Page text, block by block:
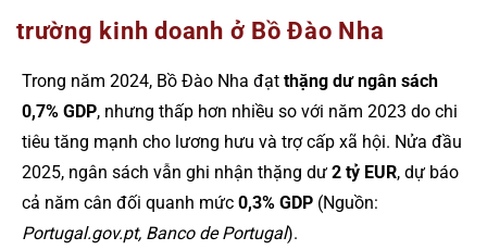
trường kinh doanh ở Bồ Đào Nha
Trong năm 2024, Bồ Đào Nha đạt thặng dư ngân sách
0,7% GDP, nhưng thấp hơn nhiều so với năm 2023 do chi
tiêu tăng mạnh cho lương hưu và trợ cấp xã hội. Nửa đầu
2025, ngân sách vẫn ghi nhận thặng dư 2 tỷ EUR, dự báo
cả năm cân đối quanh mức 0,3% GDP (Nguồn:
Portugal.gov.pt, Banco de Portugal).